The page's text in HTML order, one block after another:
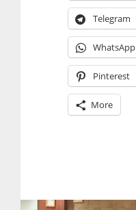
Telegram
WhatsApp
Pinterest
More